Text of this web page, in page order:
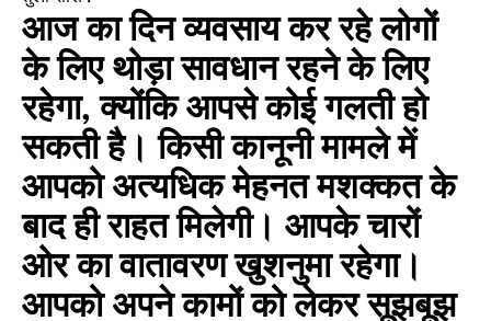
आज का दिन व्यवसाय कर रहे लोगों
के लिए थोड़ा सावधान रहने के लिए
रहेगा, क्योंकि आपसे कोई गलती हो
सकती है। किसी कानूनी मामले में
आपको अत्यधिक मेहनत मशक्कत के
बाद ही राहत मिलेगी। आपके चारों
ओर का वातावरण खुशनुमा रहेगा।
आपको अपने कामों को लेकर सूझबूझ